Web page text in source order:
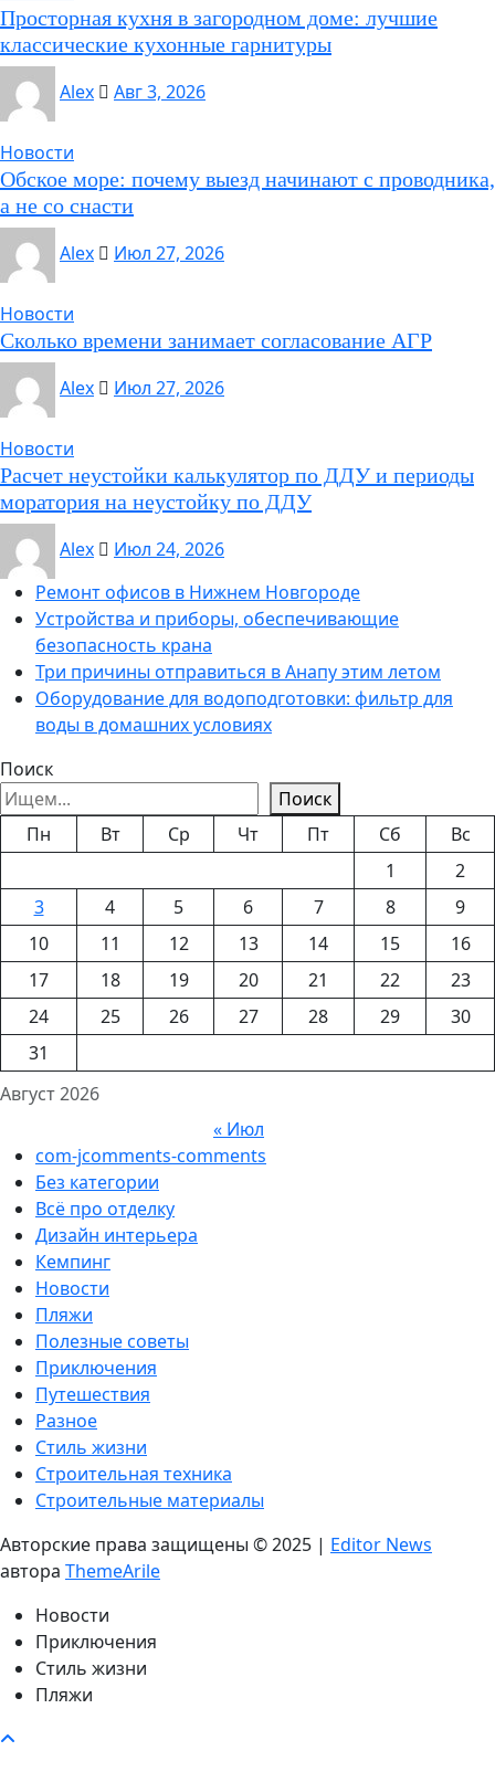
Просторная кухня в загородном доме: лучшие
классические кухонные гарнитуры
Alex
Авг 3, 2026
Новости
Обское море: почему выезд начинают с проводника,
а не со снасти
Alex
Июл 27, 2026
Новости
Сколько времени занимает согласование АГР
Alex
Июл 27, 2026
Новости
Расчет неустойки калькулятор по ДДУ и периоды
моратория на неустойку по ДДУ
Alex
Июл 24, 2026
Ремонт офисов в Нижнем Новгороде
Устройства и приборы, обеспечивающие
безопасность крана
Три причины отправиться в Анапу этим летом
Оборудование для водоподготовки: фильтр для
воды в домашних условиях
Поиск
Поиск
Август 2026
Пн Вт Ср Чт Пт Сб
Вс
1
2
3
4 5 6 7 8
9
10
11 12 13 14 15
16
17
18 19 20 21 22
23
24
25 26 27 28 29
30
31
« Июл
com-jcomments-comments
Без категории
Всё про отделку
Дизайн интерьера
Кемпинг
Новости
Пляжи
Полезные советы
Приключения
Путешествия
Разное
Стиль жизни
Строительная техника
Строительные материалы
Авторские права защищены © 2025 | Editor News
автора ThemeArile
Новости
Приключения
Стиль жизни
Пляжи